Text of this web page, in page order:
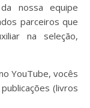
nossa equipe
parceiros que
na seleção,
YouTube, vocês
(livros